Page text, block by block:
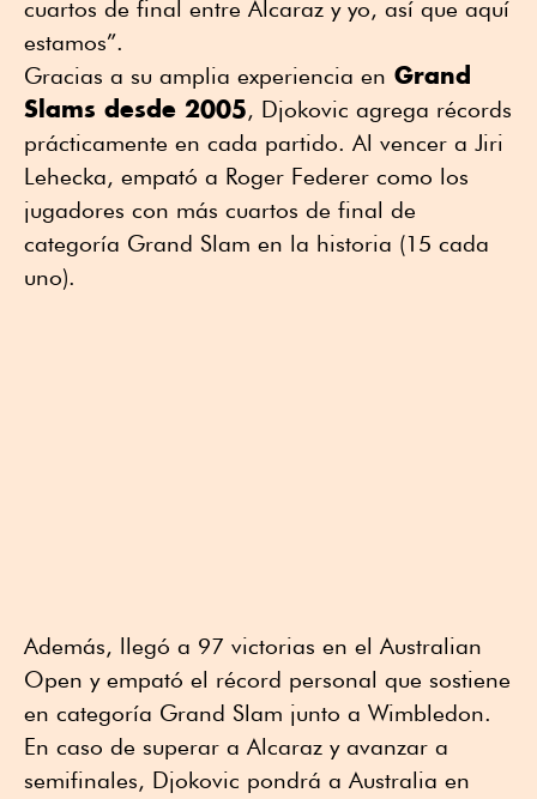
cuartos de final entre Alcaraz y yo, así que aquí
estamos”.
Gracias a su amplia experiencia en Grand
Slams desde 2005, Djokovic agrega récords
prácticamente en cada partido. Al vencer a Jiri
Lehecka, empató a Roger Federer como los
jugadores con más cuartos de final de
categoría Grand Slam en la historia (15 cada
uno).
Además, llegó a 97 victorias en el Australian
Open y empató el récord personal que sostiene
en categoría Grand Slam junto a Wimbledon.
En caso de superar a Alcaraz y avanzar a
semifinales, Djokovic pondrá a Australia en